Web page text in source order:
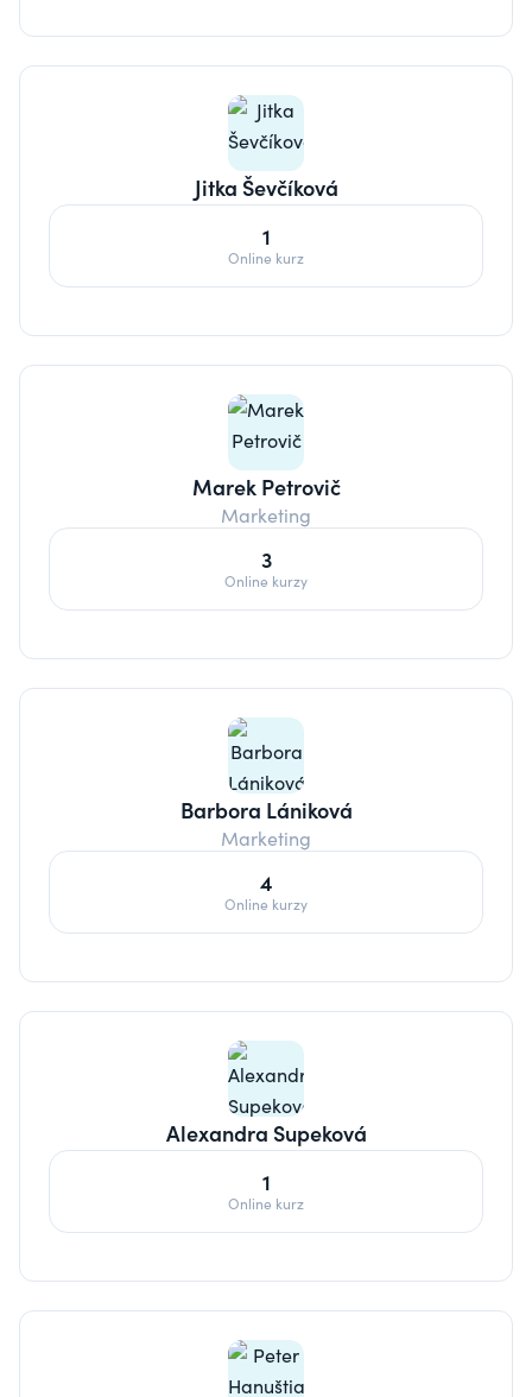
Jitka Ševčíková
1
Online kurz
Marek Petrovič
Marketing
3
Online kurzy
Barbora Lániková
Marketing
4
Online kurzy
Alexandra Supeková
1
Online kurz